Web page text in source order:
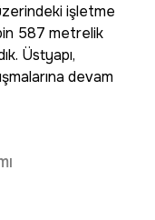
işletme
bin 587 metrelik
Üstyapı,
devam